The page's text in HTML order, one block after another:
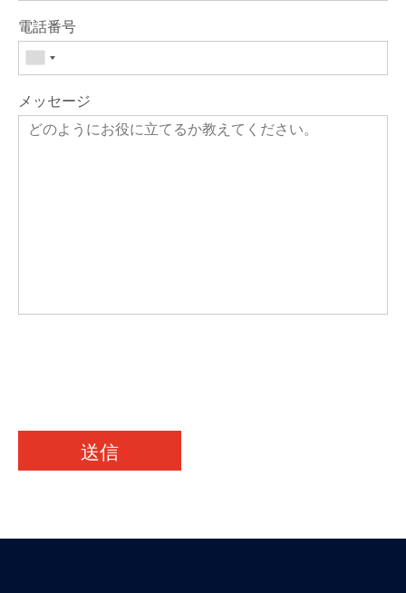
電話番号
メッセージ
送信